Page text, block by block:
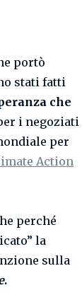
portò
stati fatti
che
i negoziati
per
Action
perché
la
sulla
.